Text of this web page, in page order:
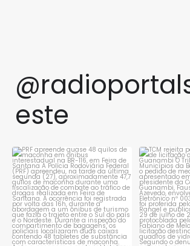
este
PRF apreende quase 48 quilos
de maconha em ônibus...
1 0
TCM